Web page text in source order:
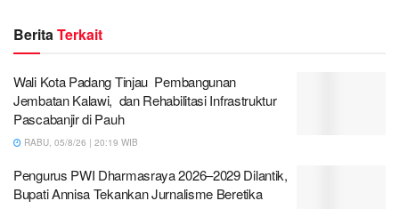
BeritaTerkait
Wali Kota Padang Tinjau Pembangunan
Jembatan Kalawi, dan Rehabilitasi Infrastruktur
Pascabanjir di Pauh
RABU, 05/8/26 | 20:19 WIB
Pengurus PWI Dharmasraya 2026–2029 Dilantik,
Bupati Annisa Tekankan Jurnalisme Beretika